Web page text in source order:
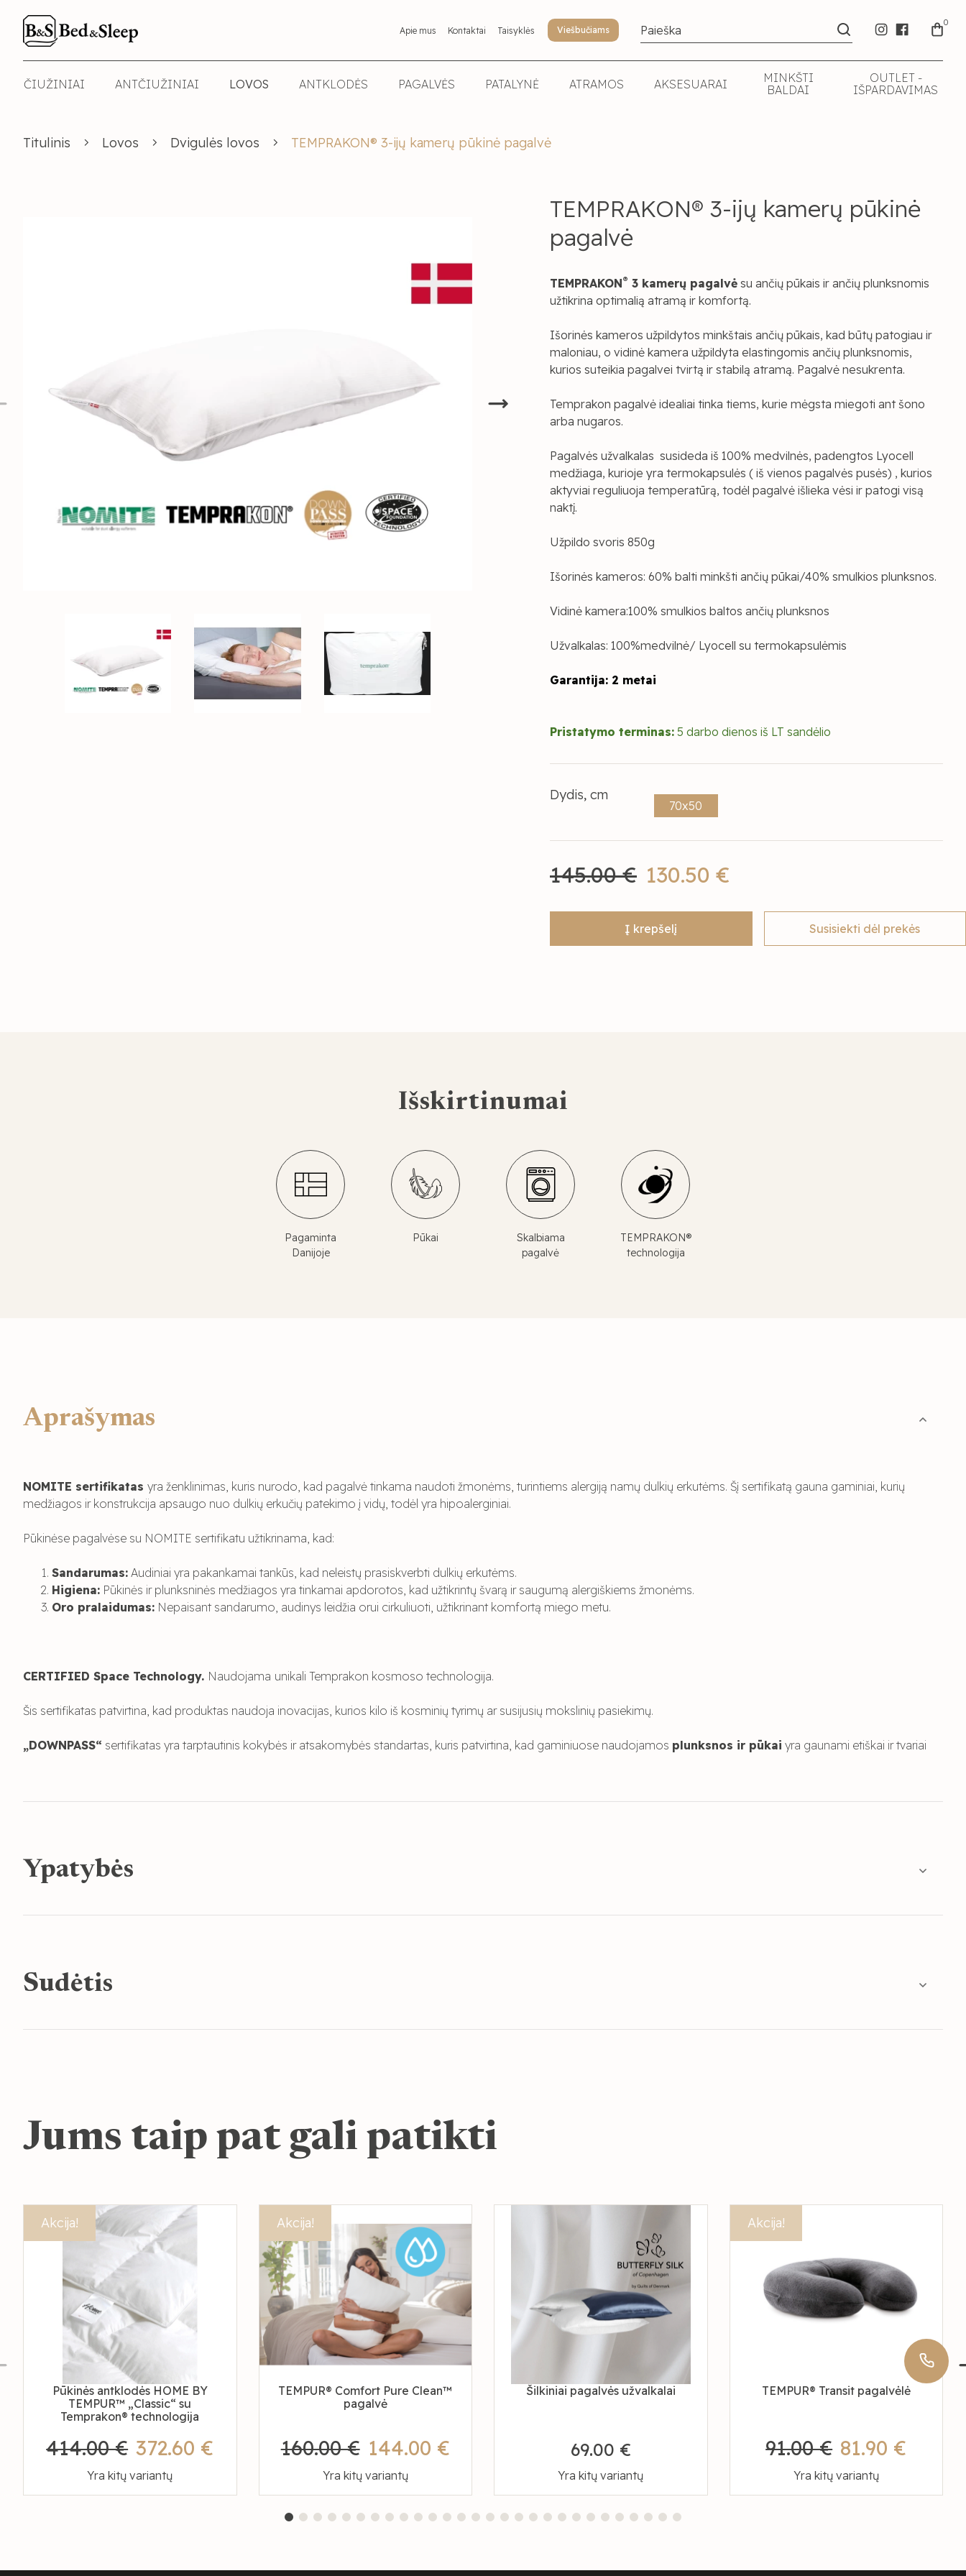
Apie mus Kontaktai Taisyklės Viešbučiams
0
ČIUŽINIAI ANTČIUŽINIAI LOVOS ANTKLODĖS PAGALVĖS PATALYNĖ ATRAMOS AKSESUARAI
MINKŠTI
BALDAI
OUTLET -
IŠPARDAVIMAS
Titulinis Lovos Dvigulės lovos TEMPRAKON® 3-ijų kamerų pūkinė pagalvė
TEMPRAKON® 3-ijų kamerų pūkinė
pagalvė
TEMPRAKON® 3 kamerų pagalvė su ančių pūkais ir ančių plunksnomis
užtikrina optimalią atramą ir komfortą.
Išorinės kameros užpildytos minkštais ančių pūkais, kad būtų patogiau ir
maloniau, o vidinė kamera užpildyta elastingomis ančių plunksnomis,
kurios suteikia pagalvei tvirtą ir stabilą atramą. Pagalvė nesukrenta.
Temprakon pagalvė idealiai tinka tiems, kurie mėgsta miegoti ant šono
arba nugaros.
Pagalvės užvalkalas susideda iš 100% medvilnės, padengtos Lyocell
medžiaga, kurioje yra termokapsulės ( iš vienos pagalvės pusės) , kurios
aktyviai reguliuoja temperatūrą, todėl pagalvė išlieka vėsi ir patogi visą
naktį.
Užpildo svoris 850g
Išorinės kameros: 60% balti minkšti ančių pūkai/40% smulkios plunksnos.
Vidinė kamera:100% smulkios baltos ančių plunksnos
Užvalkalas: 100%medvilnė/ Lyocell su termokapsulėmis
Garantija: 2 metai
Pristatymo terminas: 5 darbo dienos iš LT sandėlio
Dydis, cm
70x50
130.50 €
145.00 €
Į krepšelį Susisiekti dėl prekės
Išskirtinumai
Pagaminta
Danijoje
Pūkai
Skalbiama
pagalvė
TEMPRAKON®
technologija
Aprašymas
NOMITE sertifikatas yra ženklinimas, kuris nurodo, kad pagalvė tinkama naudoti žmonėms, turintiems alergiją namų dulkių erkutėms. Šį sertifikatą gauna gaminiai, kurių
medžiagos ir konstrukcija apsaugo nuo dulkių erkučių patekimo į vidų, todėl yra hipoalerginiai.
Pūkinėse pagalvėse su NOMITE sertifikatu užtikrinama, kad:
Sandarumas: Audiniai yra pakankamai tankūs, kad neleistų prasiskverbti dulkių erkutėms.
Higiena: Pūkinės ir plunksninės medžiagos yra tinkamai apdorotos, kad užtikrintų švarą ir saugumą alergiškiems žmonėms.
Oro pralaidumas: Nepaisant sandarumo, audinys leidžia orui cirkuliuoti, užtikrinant komfortą miego metu.
CERTIFIED Space Technology. Naudojama unikali Temprakon kosmoso technologija.
Šis sertifikatas patvirtina, kad produktas naudoja inovacijas, kurios kilo iš kosminių tyrimų ar susijusių mokslinių pasiekimų.
„DOWNPASS“ sertifikatas yra tarptautinis kokybės ir atsakomybės standartas, kuris patvirtina, kad gaminiuose naudojamos plunksnos ir pūkai yra gaunami etiškai ir tvariai
Ypatybės
Sudėtis
Jums taip pat gali patikti
Akcija!
Pūkinės antklodės HOME BY
TEMPUR™ „Classic“ su
Temprakon® technologija
372.60 €
414.00 €
Yra kitų variantų
Akcija!
TEMPUR® Comfort Pure Clean™
pagalvė
144.00 €
160.00 €
Yra kitų variantų
Šilkiniai pagalvės užvalkalai
69.00 €
Yra kitų variantų
Akcija!
TEMPUR® Transit pagalvėlė
81.90 €
91.00 €
Yra kitų variantų